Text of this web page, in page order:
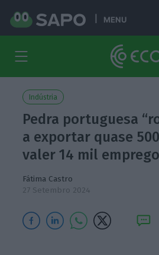
MENU
Indústria
Pedra portuguesa
a exportar quase
valer 14 mil
Fátima Castro
27 Setembro 2024